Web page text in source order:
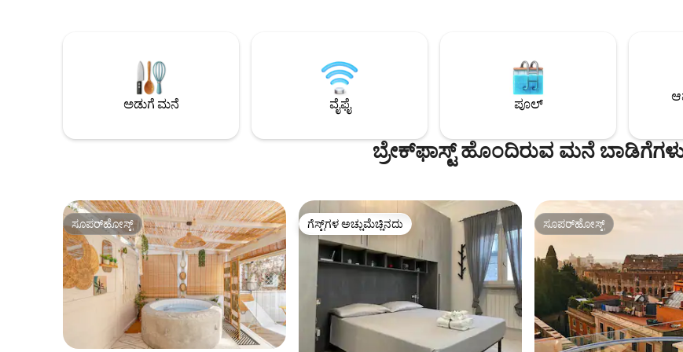
ಹತ್ತು ನಿಮಿಷಗಳ ನಡಿಗೆ. ರೋಮ್ ಮತ್ತು ಸೇಂಟ್
ಪೀಟರ್ಸ್ ಅನ್ನು ಕಡೆಗಣಿಸಿ. ಸಾರ್ವಜನಿಕ ಸಾರಿಗೆಗೆ 2
ನಿಮಿಷಗಳ ನಡಿಗೆ, ಬಸ್ ಮತ್ತು ಮೆಟ್ರೋ ನಿಮ್ಮನ್ನು ಎಲ್ಲಾ
ಮುಖ್ಯ ಐತಿಹಾಸಿಕ ತಾಣಗಳಿಗೆ ಸುಲಭವಾಗಿ
ಆ್ಯಪ್‌ಗಳು ಮತ್ತು ಹೈ-ಸ್ಪೀಡ್ ವೈ-ಫೈ. ರೆಸ್ಟೋರೆಂಟ್‌ಗಳು,
ವೈನ್ ಬಾರ್‌ಗಳು, ಅಂಗಡಿಗಳು ಮತ್ತು ಸಾರ್ವಜನಿಕ
ಸಾರಿಗೆ ಎಲ್ಲವೂ ನಡಿಗೆ ದೂರದಲ್ಲಿವೆ.
ಪಿಜ್ಜೇರಿಯಾ ಮತ್ತು ಅತ್ಯುತ್ತಮ
(15% ರಿಯಾಯಿತಿ) ಎಲ್ಲವೂ ಕೇವಲ
ದೂರದಲ್ಲಿವೆ.
ಅಡುಗೆ ಮನೆ ವೈಫೈ ಪೂಲ್
ಬ್ರೇಕ್‍‍ಫಾಸ್ಟ್ ಹೊಂದಿರುವ ಮನೆ
ಸೂಪರ್‌ಹೋಸ್ಟ್
ಸೂಪರ್‌ಹೋಸ್ಟ್ ಗೆಸ್ಟ್‌ಗಳ ಅಚ್ಚುಮೆಚ್ಚಿನದು
ಗೆಸ್ಟ್‌ಗಳ ಅಚ್ಚುಮೆಚ್ಚಿನದು ಸೂಪರ್‌ಹೋಸ್ಟ್
ಸೂಪರ್‌ಹೋಸ್ಟ್